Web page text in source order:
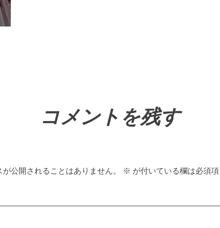
コメントを残す
公開されることはありません。 ※ が付いている欄は必須